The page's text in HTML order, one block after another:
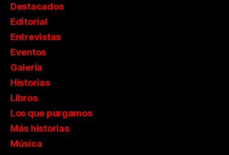
Destacados
Editorial
Entrevistas
Eventos
Galería
Historias
Libros
Los que purgamos
Más historias
Música